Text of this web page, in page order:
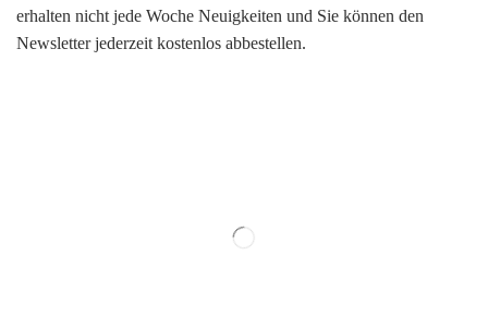
erhalten nicht jede Woche Neuigkeiten und Sie können den
Newsletter jederzeit kostenlos abbestellen.